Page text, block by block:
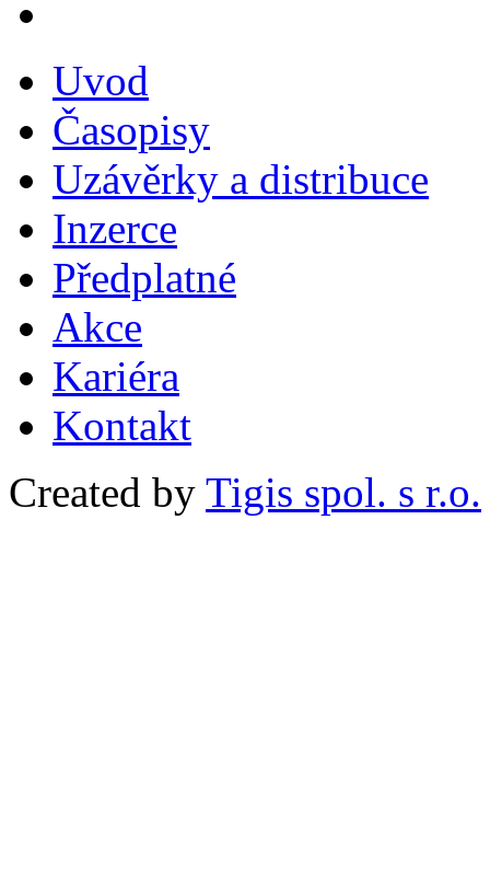
Uvod
Časopisy
Uzávěrky a distribuce
Inzerce
Předplatné
Akce
Kariéra
Kontakt
Created by Tigis spol. s r.o.